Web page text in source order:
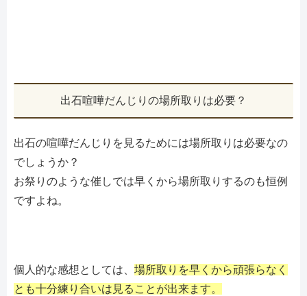
出石喧嘩だんじりの場所取りは必要？
出石の喧嘩だんじりを見るためには場所取りは必要なの
でしょうか？
お祭りのような催しでは早くから場所取りするのも恒例
ですよね。
個人的な感想としては、 場所取りを早くから頑張らなく
とも十分練り合いは見ることが出来ます。